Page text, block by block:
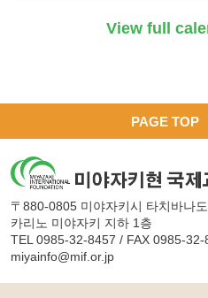
View full
PAGE TOP
〒880-0805 미야자키시 타치바나
카리노 미야자키 지하 1층
TEL 0985-32-8457 / FAX 0985-32-
miyainfo@mif.or.jp